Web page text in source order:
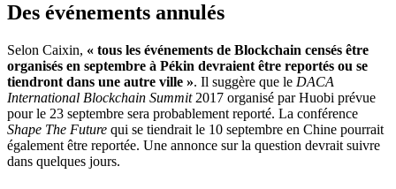
Des événements annulés
Selon Caixin, « tous les événements de Blockchain censés être
organisés en septembre à Pékin devraient être reportés ou se
tiendront dans une autre ville ». Il suggère que le DACA
International Blockchain Summit2017 organisé par Huobi prévue
pour le 23 septembre sera probablement reporté. La conférence
Shape The Future qui se tiendrait le 10 septembre en Chine pourrait
également être reportée. Une annonce sur la question devrait suivre
dans quelques jours.